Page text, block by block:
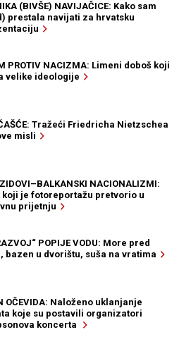
(BIVŠE) NAVIJAČICE: Kako sam
prestala navijati za hrvatsku
PROTIV NACIZMA: Limeni doboš koji
velike ideologije
Tražeći Friedricha Nietzschea
misli
NACIONALIZMI:
koji je fotoreportažu pretvorio u
prijetnju
POPIJE VODU: More pred
bazen u dvorištu, suša na vratima
OČEVIDA: Naloženo uklanjanje
koje su postavili organizatori
koncerta